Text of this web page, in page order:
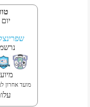
יום
מועד אחרון